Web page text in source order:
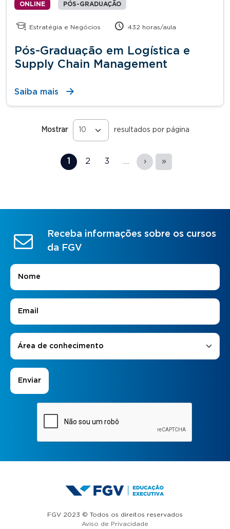
ONLINE PÓS-GRADUAÇÃO
Estratégia e Negócios 432 horas/aula
Pós-Graduação em Logística e
Supply Chain Management
Saiba mais
Mostrar resultados por página
1 2 3 … › »
Receba informações sobre os cursos
da FGV
Nome
E-mail
Áreas de Interesse
Área de conhecimento
FGV 2023 © Todos os direitos reservados
Aviso de Privacidade